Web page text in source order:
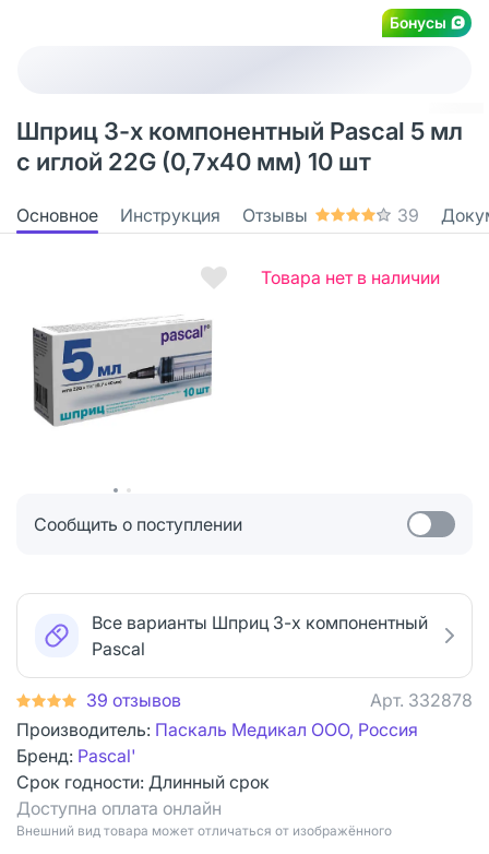
Бонусы
Шприц 3-х компонентный Pascal 5 мл
с иглой 22G (0,7х40 мм) 10 шт
Основное Инструкция Отзывы 39
Товара нет в наличии
Сообщить о поступлении
Все варианты Шприц 3-х компонентный
Pascal
39 отзывов Арт. 332878
Производитель: Паскаль Медикал ООО, Россия
Бренд: Pascal'
Срок годности: Длинный срок
Доступна оплата онлайн
Bнешний вид товара может отличаться от изображённого